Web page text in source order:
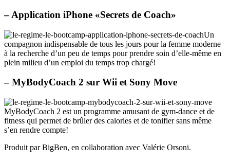
– Application iPhone «Secrets de Coach»
Un
compagnon indispensable de tous les jours pour la femme moderne
à la recherche d’un peu de temps pour prendre soin d’elle-même en
plein milieu d’un emploi du temps trop chargé!
– MyBodyCoach 2 sur Wii et Sony Move
MyBodyCoach 2 est un programme amusant de gym-dance et de
fitness qui permet de brûler des calories et de tonifier sans même
s’en rendre compte!
Produit par BigBen, en collaboration avec Valérie Orsoni.